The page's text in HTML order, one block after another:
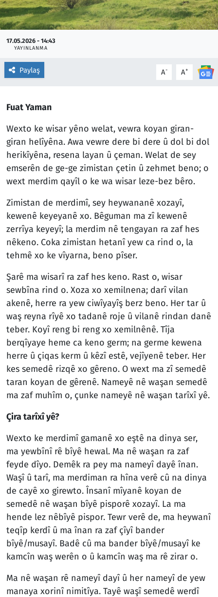
17.05.2026 - 14:43
YAYINLANMA
Paylaş A- A+
Fuat Yaman
Wexto ke wisar yêno welat, vewra koyan giran-
giran helîyêna. Awa vewre dere bi dere û dol bi dol
herikîyêna, resena layan û çeman. Welat de sey
emserên de ge-ge zimistan çetin û zehmet beno; o
wext merdim qayîl o ke wa wisar leze-bez bêro.
Zimistan de merdimî, sey heywananê xozayî,
kewenê keyeyanê xo. Bêguman ma zî kewenê
zerrîya keyeyî; la merdim nê tengayan ra zaf hes
nêkeno. Coka zimistan hetanî yew ca rind o, la
tehmê xo ke vîyarna, beno pîser.
Şarê ma wisarî ra zaf hes keno. Rast o, wisar
sewbîna rind o. Xoza xo xemilnena; darî vilan
akenê, herre ra yew ciwîyayîş berz beno. Her tar û
waş reyna rîyê xo tadanê roje û vilanê rindan danê
teber. Koyî reng bi reng xo xemilnênê. Tîja
berqîyaye heme ca keno germ; na germe kewena
herre û çiqas kerm û kêzî estê, vejîyenê teber. Her
kes semedê rizqê xo gêreno. O wext ma zî semedê
taran koyan de gêrenê. Nameyê nê waşan semedê
ma zaf muhîm o, çunke nameyê nê waşan tarîxî yê.
Çira tarîxî yê?
Wexto ke merdimî gamanê xo eştê na dinya ser,
ma yewbînî rê bîyê hewal. Ma nê waşan ra zaf
feyde dîyo. Demêk ra pey ma nameyî dayê înan.
Waşî û tarî, ma merdiman ra hîna verê cû na dinya
de cayê xo girewto. Însanî mîyanê koyan de
semedê nê waşan bîyê pisporê xozayî. La ma
hende lez nêbîyê pispor. Tewr verê de, ma heywanî
teqîp kerdî û ma înan ra zaf çîyî bander
bîyê/musayî. Badê cû ma bander bîyê/musayî ke
kamcîn waş werên o û kamcîn waş ma rê zirar o.
Ma nê waşan rê nameyî dayî û her nameyî de yew
manaya xorinî nimitîya. Tayê waşî semedê werdî